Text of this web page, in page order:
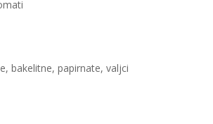
bakelitne, papirnate, valjci